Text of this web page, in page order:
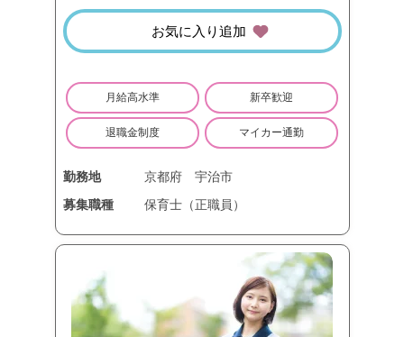
お気に入り追加
月給高水準 新卒歓迎
退職金制度 マイカー通勤
勤務地 京都府
宇治市
募集職種
保育士（正職員）